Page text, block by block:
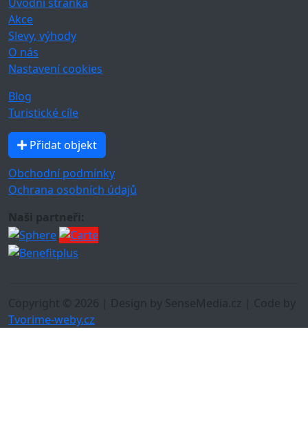
Akce
Slevy, výhody
O nás
Nastavení cookies
Blog
Turistické cíle
Přidat objekt
Obchodní podmínky
Ochrana osobních údajů
Naši partneři:
Copyright © 2026 | Design by SenseMedia.cz | Code by
Tvorime-weby.cz